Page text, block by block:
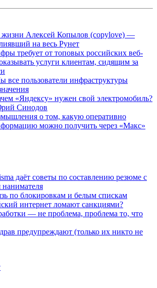
Алексей Копылов (copylove) —
на весь Рунет
требует от топовых российских веб-
услуги клиентам, сидящим за
все пользователи инфраструктуры
«Яндексу» нужен свой электромобиль?
Синодов
о том, какую оперативно
можно получить через «Макс»
даёт советы по составлению резюме с
нанимателя
по блокировкам и белым спискам
интернет ломают санкциями?
— не проблема, проблема то, что
предупреждают (только их никто не